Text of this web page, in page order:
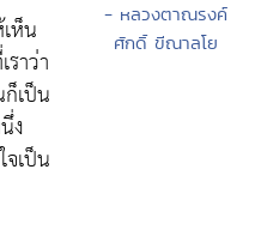
ห็น
าว่า
เป็น
ง
เป็น
- หลวงตาณรงค์
ศักดิ์ ขีณาลโย